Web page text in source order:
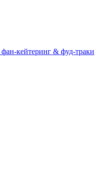
кейтеринг & фуд-траки